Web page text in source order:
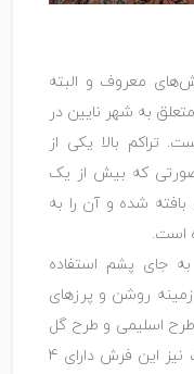
معروف و البته
به شهر نایین در
است. تراکم بالا یکی از
که بیش از یک
شده و آن را به
است.
جای پشم استفاده
روشن و پرزهای
اسلیمی و طرح گل
محسوب می‌شوند. از نظر کیفیت بافت نیز این فرش دارای 4